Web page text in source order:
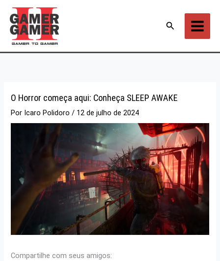
para
conteúdo
Pesquisar
O Horror começa aqui: Conheça SLEEP AWAKE
Por Icaro Polidoro/ 12 de julho de 2024
Compartilhe com seus amigos: